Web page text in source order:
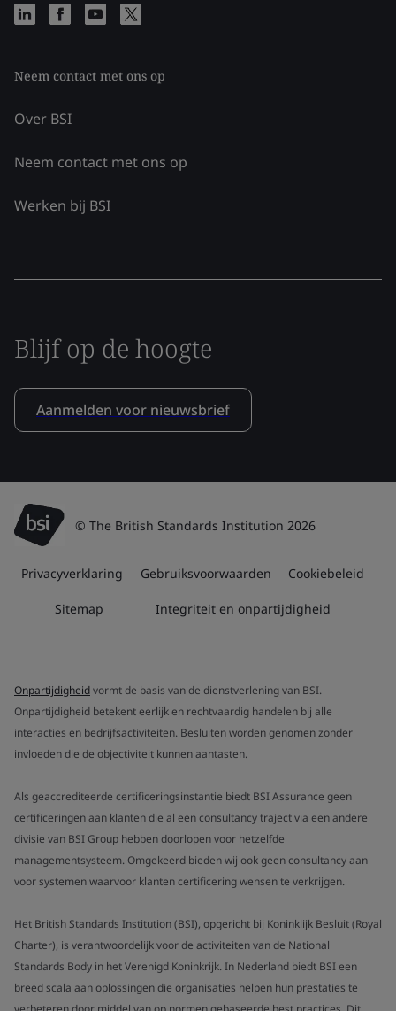
Neem contact met ons op
Over BSI
Neem contact met ons op
Werken bij BSI
Blijf op de hoogte
Aanmelden voor nieuwsbrief
© The British Standards Institution 2026
Privacyverklaring Gebruiksvoorwaarden Cookiebeleid
Sitemap Integriteit en onpartijdigheid
Onpartijdigheidvormt de basis van de dienstverlening van BSI.
Onpartijdigheid betekent eerlijk en rechtvaardig handelen bij alle
interacties en bedrijfsactiviteiten. Besluiten worden genomen zonder
invloeden die de objectiviteit kunnen aantasten.
Als geaccrediteerde certificeringsinstantie biedt BSI Assurance geen
certificeringen aan klanten die al een consultancy traject via een andere
divisie van BSI Group hebben doorlopen voor hetzelfde
managementsysteem. Omgekeerd bieden wij ook geen consultancy aan
voor systemen waarvoor klanten certificering wensen te verkrijgen.
Het British Standards Institution (BSI), opgericht bij Koninklijk Besluit (Royal
Charter), is verantwoordelijk voor de activiteiten van de National
Standards Body in het Verenigd Koninkrijk. In Nederland biedt BSI een
breed scala aan oplossingen die organisaties helpen hun prestaties te